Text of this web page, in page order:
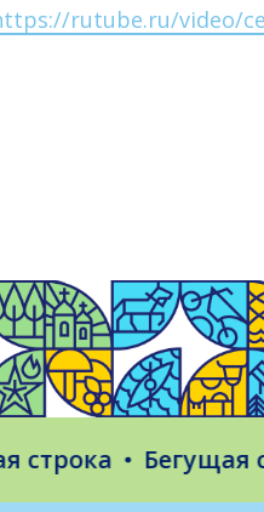
rutube.ru/video/
Бегущая